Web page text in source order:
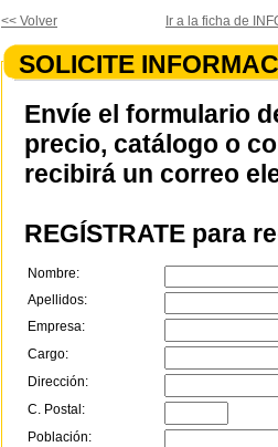
<< Volver Ir a la ficha de
SOLICITE
Envíe el formulario
precio, catálogo o
recibirá un correo
REGÍSTRATE para
Nombre:
Apellidos:
Empresa:
Cargo:
Dirección:
C. Postal:
Población: